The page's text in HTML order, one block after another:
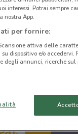
interessi. Potrai sempre
nostra App.
per fornire:
attiva delle
dispositivo e/o
degli annunci, ricerche sul